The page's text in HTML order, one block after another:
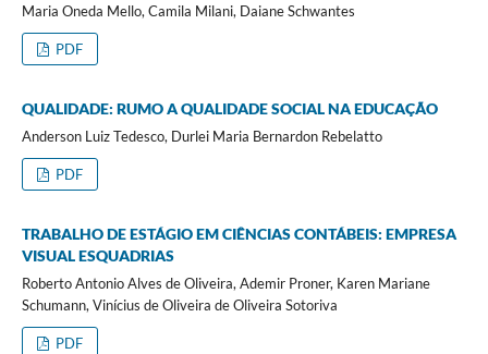
Maria Oneda Mello, Camila Milani, Daiane Schwantes
PDF
QUALIDADE: RUMO A QUALIDADE SOCIAL NA EDUCAÇÃO
Anderson Luiz Tedesco, Durlei Maria Bernardon Rebelatto
PDF
TRABALHO DE ESTÁGIO EM CIÊNCIAS CONTÁBEIS: EMPRESA
VISUAL ESQUADRIAS
Roberto Antonio Alves de Oliveira, Ademir Proner, Karen Mariane
Schumann, Vinícius de Oliveira de Oliveira Sotoriva
PDF